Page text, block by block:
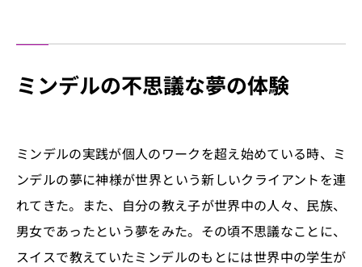
ミンデルの不思議な夢の体験
ミンデルの実践が個人のワークを超え始めている時、ミ
ンデルの夢に神様が世界という新しいクライアントを連
れてきた。また、自分の教え子が世界中の人々、民族、
男女であったという夢をみた。その頃不思議なことに、
スイスで教えていたミンデルのもとには世界中の学生が